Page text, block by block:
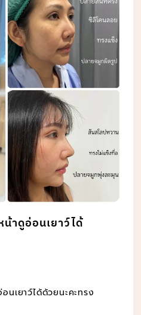
าดูอ่อนเยาว์ได้
นเยาว์ได้ด้วยนะคะทรง